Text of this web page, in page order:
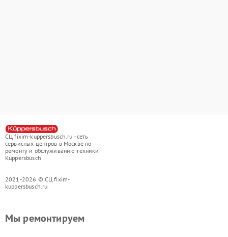
СЦ fixim-kuppersbusch.ru - сеть
сервисных центров в Москве по
ремонту и обслуживанию техники
Kuppersbusch
2021-2026 © СЦ fixim-
kuppersbusch.ru
Мы ремонтируем